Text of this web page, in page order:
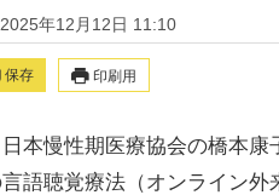
2025年12月12日 11:10
保存 印刷用
本慢性期医療協会の橋本康
語聴覚療法（オンライン外